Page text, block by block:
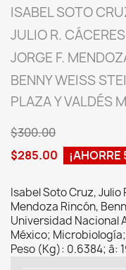
ISABEL SOTO
JULIO R.
JORGE F.
BENNY WEISS
PLAZA Y VALDÉS
$300.00
$285.00
¡AHORRE
Isabel Soto Cruz, Julio
Mendoza Rincón,
Universidad Nacional
México;
Peso (Kg): 0.6384; â: